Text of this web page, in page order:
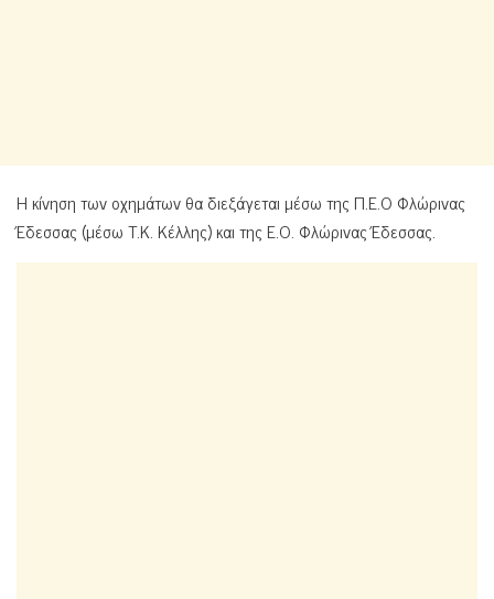
Η κίνηση των οχημάτων θα διεξάγεται μέσω της Π.Ε.Ο Φλώρινας
Έδεσσας (μέσω Τ.Κ. Κέλλης) και της Ε.Ο. Φλώρινας Έδεσσας.